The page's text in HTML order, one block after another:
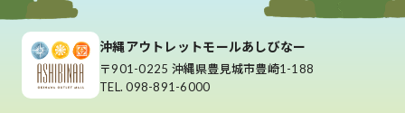
沖縄アウトレットモールあしびなー
〒901-0225 沖縄県豊見城市豊崎1-188
TEL. 098-891-6000